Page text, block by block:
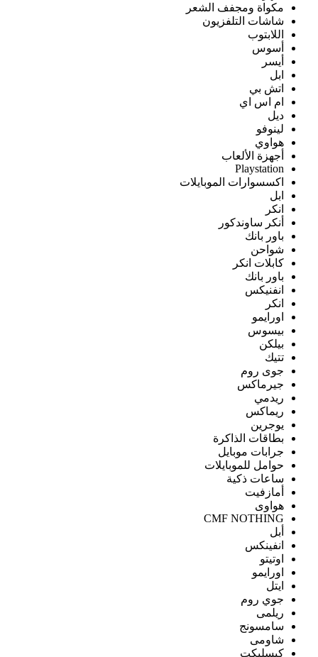
مكواة ومجفف الشعر
شاشات التلفزيون
اللابتوب
أسوس
أيسر
ابل
اتش بي
ام اس اي
ديل
لينوفو
هواوي
أجهزة الألعاب
Playstation
اكسسوارات الموبايلات
ابل
انكر
أنكر ساوندكور
باور بانك
شواحن
كابلات انكر
باور بانك
انفنيكس
انكر
اورايمو
بيسوس
بيلكن
تتيك
جوى روم
جيرماكس
ريدمي
ريماكس
يوجرين
بطاقات الذاكرة
جرابات موبايل
حوامل للموبايلات
ساعات ذكية
أمازفيت
هواوى
CMF NOTHING
أبل
انفينكس
اوتيتو
اورايمو
ايتل
جوي روم
ريلمى
سامسونج
شاومى
كيسليكت